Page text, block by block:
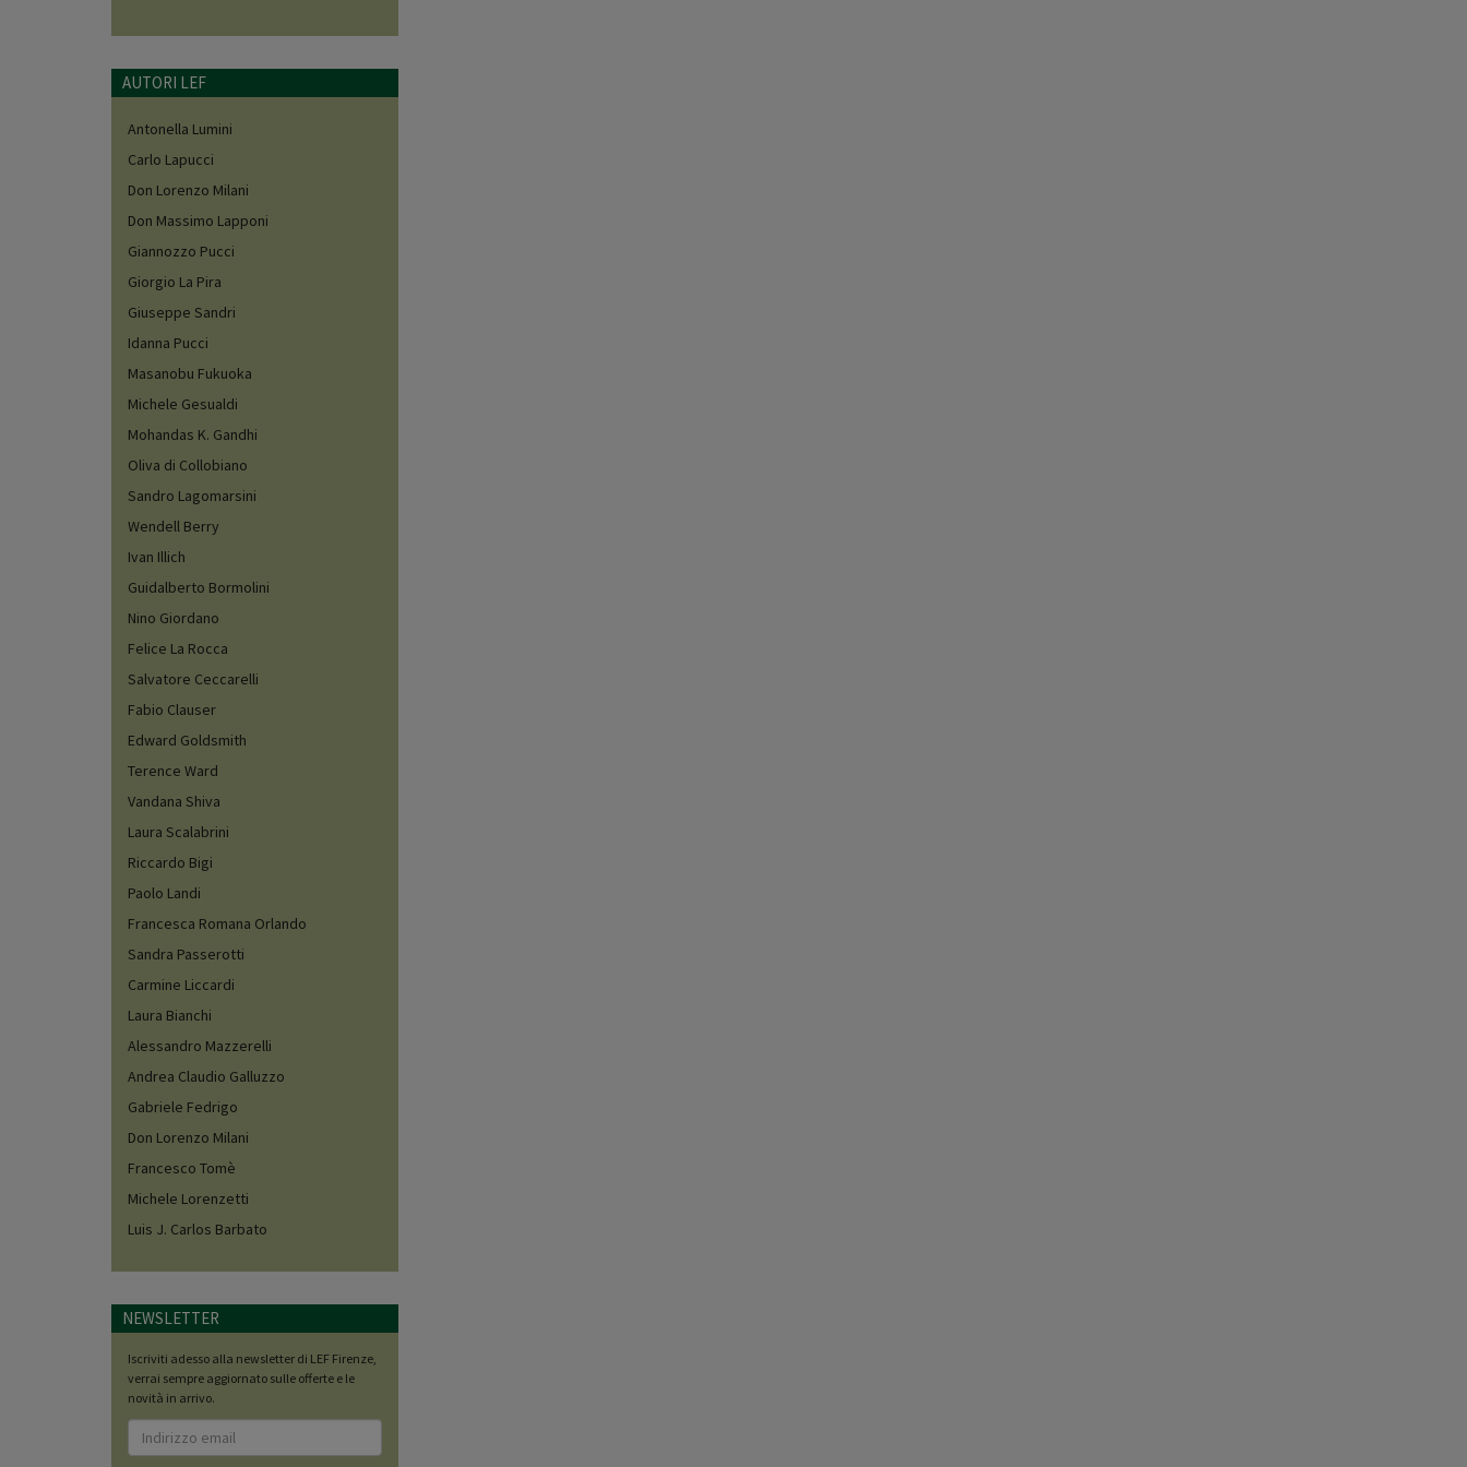
AUTORI LEF
Antonella Lumini
Carlo Lapucci
Don Lorenzo Milani
Don Massimo Lapponi
Giannozzo Pucci
Giorgio La Pira
Giuseppe Sandri
Idanna Pucci
Masanobu Fukuoka
Michele Gesualdi
Mohandas K. Gandhi
Oliva di Collobiano
Sandro Lagomarsini
Wendell Berry
Ivan Illich
Guidalberto Bormolini
Nino Giordano
Felice La Rocca
Salvatore Ceccarelli
Fabio Clauser
Edward Goldsmith
Terence Ward
Vandana Shiva
Laura Scalabrini
Riccardo Bigi
Paolo Landi
Francesca Romana Orlando
Sandra Passerotti
Carmine Liccardi
Laura Bianchi
Alessandro Mazzerelli
Andrea Claudio Galluzzo
Gabriele Fedrigo
Don Lorenzo Milani
Francesco Tomè
Michele Lorenzetti
Luis J. Carlos Barbato
NEWSLETTER
Iscriviti adesso alla newsletter di LEF Firenze,
verrai sempre aggiornato sulle offerte e le
novità in arrivo.